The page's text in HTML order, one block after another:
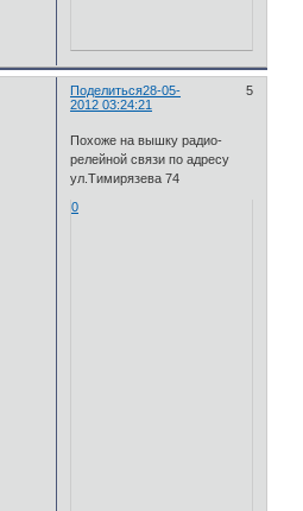
Поделиться 5
28-05-
2012 03:24:21
Похоже на вышку радио-
релейной связи по адресу
ул.Тимирязева 74
0